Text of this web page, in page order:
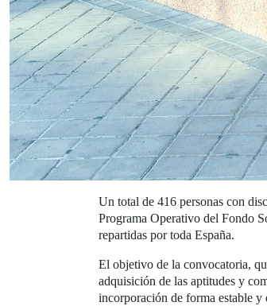
Un total de 416 personas con
Programa Operativo del Fondo
repartidas por toda España.
El objetivo de la convocatoria,
adquisición de las aptitudes y
incorporación de forma estable y